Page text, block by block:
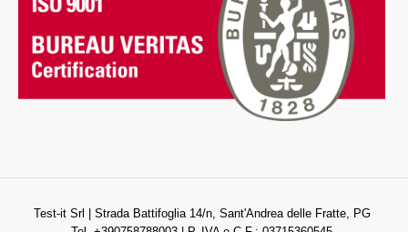
Test-it Srl | Strada Battifoglia 14/n, Sant'Andrea delle Fratte, PG